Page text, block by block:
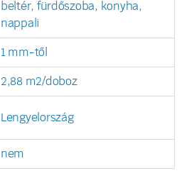
beltér, fürdőszoba, konyha,
nappali
1 mm-től
2,88 m2/doboz
Lengyelország
nem